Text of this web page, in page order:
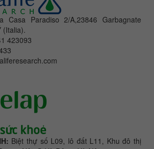
Casa Paradiso 2/A,23846 Garbagnate
(Italia).
423093
Biệt thự số L09, lô đất L11, Khu đô thị